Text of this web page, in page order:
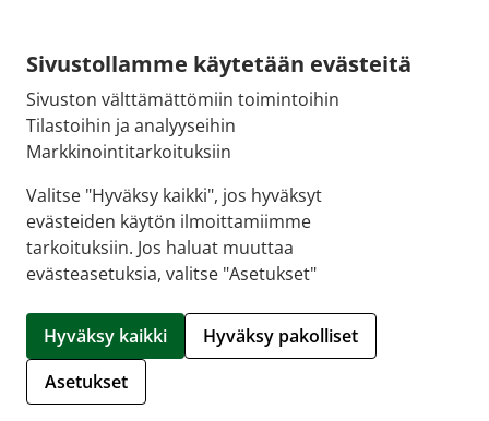
Sivustollamme käytetään evästeitä
Sivuston välttämättömiin toimintoihin
Tilastoihin ja analyyseihin
Markkinointitarkoituksiin
Valitse "Hyväksy kaikki", jos hyväksyt
evästeiden käytön ilmoittamiimme
tarkoituksiin. Jos haluat muuttaa
evästeasetuksia, valitse "Asetukset"
Hyväksy kaikki
Hyväksy pakolliset
Asetukset
Sähköpostiosoite:
kirjaamo@fimea.fi
Fimean vaihde:
029 522 3341
Hallitse evästeitä